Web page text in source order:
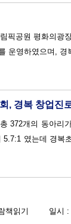
픽공원 평화의
운영하였으며,
교는 2018년도
, 경복 창업진
372개의 동아
였는데 경복
경청하고·공